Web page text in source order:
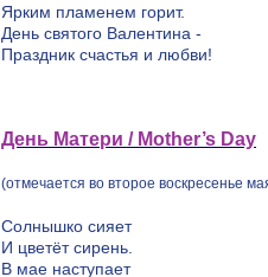
Ярким пламенем горит.
День cвятого Валентина -
Праздник счастья и любви!
День Матери / Mother’s Day
(отмечается во второе воскресенье
Солнышко сияет
И цветёт сирень.
В мае наступает